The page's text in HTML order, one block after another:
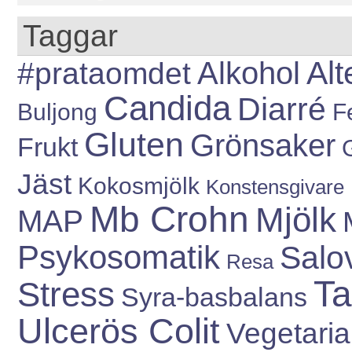
Taggar
#prataomdetAlkohol
Buljong Candida Diarré
Frukt Gluten Grönsaker
Jäst Kokosmjölk Konstensgivare
MAP Mb Crohn Mjölk
Psykosomatik Resa
Stress Syra-basbalans
Ulcerös Colit